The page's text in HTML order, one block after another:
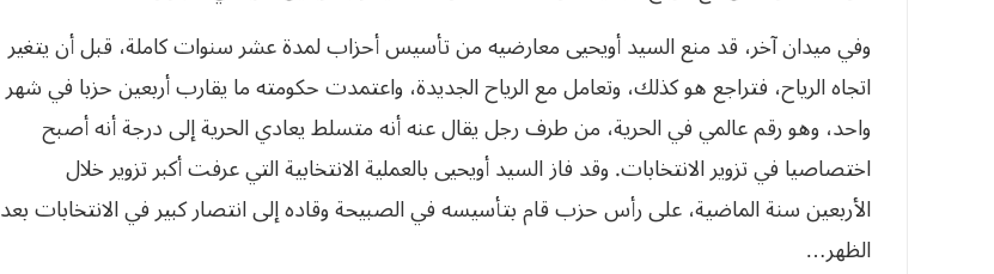
وفي ميدان آخر، قد منع السيد أويحيى معارضيه من تأسيس أحزاب لمدة عشر سنوات كاملة، قبل أن يتغير
اتجاه الرياح، فتراجع هو كذلك، وتعامل مع الرياح الجديدة، واعتمدت حكومته ما يقارب أربعين حزبا في شهر
واحد، وهو رقم عالمي في الحرية، من طرف رجل يقال عنه أنه متسلط يعادي الحرية إلى درجة أنه أصبح
اختصاصيا في تزوير الانتخابات. وقد فاز السيد أويحيى بالعملية الانتخابية التي عرفت أكبر تزوير خلال
الأربعين سنة الماضية، على رأس حزب قام بتأسيسه في الصبيحة وقاده إلى انتصار كبير في الانتخابات بعد
الظهر…